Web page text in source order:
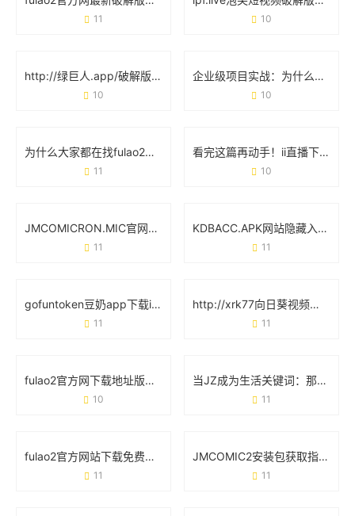
11 10
http://绿巨人.app/破解版：用户明知风险却不愿放弃的真相
10
企业级项目实战：为什么选择JSP成品网站能省下60%开发时间？
10
为什么大家都在找fulao2最新破解版？这些细节你可能没注意到
11
看完这篇再动手！ii直播下载app安装必知的6个细节
10
JMCOMICRON.MIC官网：从界面设计到功能实操的完整指南
11
KDBACC.APK网站隐藏入口：这些细节可能被你忽略了
11
gofuntoken豆奶app下载ios免费：解锁健康饮品的正确姿势
11
http://xrk77向日葵视频下载成人版：当用户需求遇上平台责任
11
fulao2官方网下载地址版怎么找？手把手教你避坑指南
10
当JZ成为生活关键词：那些你想不到的日常场景
11
fulao2官方网站下载免费版：新手必看的实用教程与安全指南
11
JMCOMIC2安装包获取指南：安全下载与使用全攻略
11